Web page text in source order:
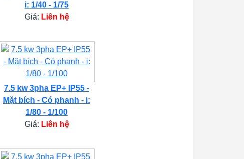
i: 1/40 - 1/75
Giá: Liên hệ
7.5 kw 3pha EP+ IP55 -
Mặt bích - Có phanh - i:
1/80 - 1/100
Giá: Liên hệ